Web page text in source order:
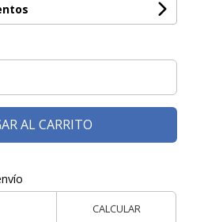
AL CARRITO
CALCULAR